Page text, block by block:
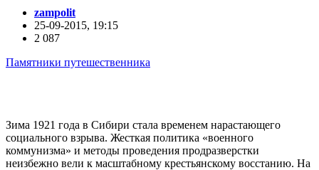
zampolit
25-09-2015, 19:15
2 087
Памятники путешественника
Зима 1921 года в Сибири стала временем нарастающего
социального взрыва. Жесткая политика «военного
коммунизма» и методы проведения продразверстки
неизбежно вели к масштабному крестьянскому восстанию. На